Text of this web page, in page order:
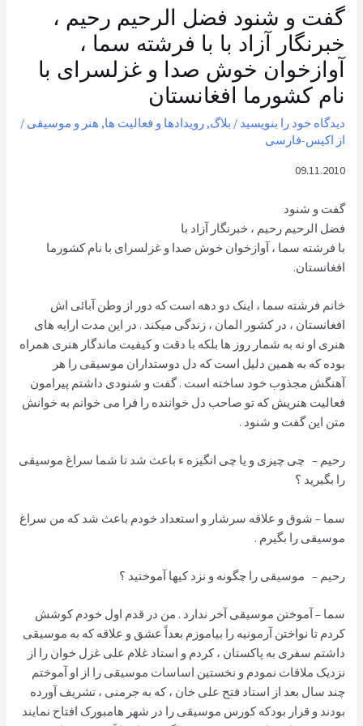
گفت و شنود فضل الرحیم رحیم ،
خبرنگار آزاد با با فرشته سما ،
آوازخوان خوش صدا و غزلسرای با
نام کشورما افغانستان
دیدگاه‌ خود را بنویسید / بلاگ,رویدادها و فعالیت ها, هنر و موسیقی /
از اکیس-فارسی
09.11.2010
گفت و شنود
فضل الرحیم رحیم ، خبرنگار آزاد با
با فرشته سما ، آوازخوان خوش صدا و غزلسرای با نام کشورما
افغانستان.
خانم فرشته سما ، اینک دو دهه است که دور از وطن آبائی اش
افغانستان ، در کشور المان ، زندگی میکند . در این مدت ارایه های
هنری او نه به شمار روز ها بلکه با دقت و کیفیت ماندگار هنری همراه
بوده که به همین دلیل است که دل دوستداران موسیقی را هر
آهنگش مجذوب خود ساخته است . گفت و شنودی داشتم پیرامون
فعالیت هنریش که تو صاحب دل خواننده را فرا می خوانم به خوانش
متن این گفت و شنود .
رحیم – چی چیزی و یا چی انگیزه ء باعث شد تا شما سراغ موسیقی
را بگیرید ؟
سما – شوق و علاقه سرشار و استعداد خودم باعث شد که من سراغ
موسیقی را بگیرم .
رحیم – موسیقی را چگونه و نزد کیها آموختید ؟
سما – آموختن موسیقی آخر ندارد . من در قدم اول خودم کوشش
کردم تا نواختن آرمونیه را بیاموزم بعداً عشق و علاقه که به موسیقی
داشتم سفری به پاکستان ، کردم و استاد غلام علی غزل خوان را از
نزدیک ملاقات نمودم و نخستین اساسات موسیقی را از او آموختم
چند سال بعد از استاد فتح علی خان ، که به جرمنی ، تشریف آورده
بودند و قرار بودکه کورس موسیقی را در شهر هامبورک افتاح نمایند